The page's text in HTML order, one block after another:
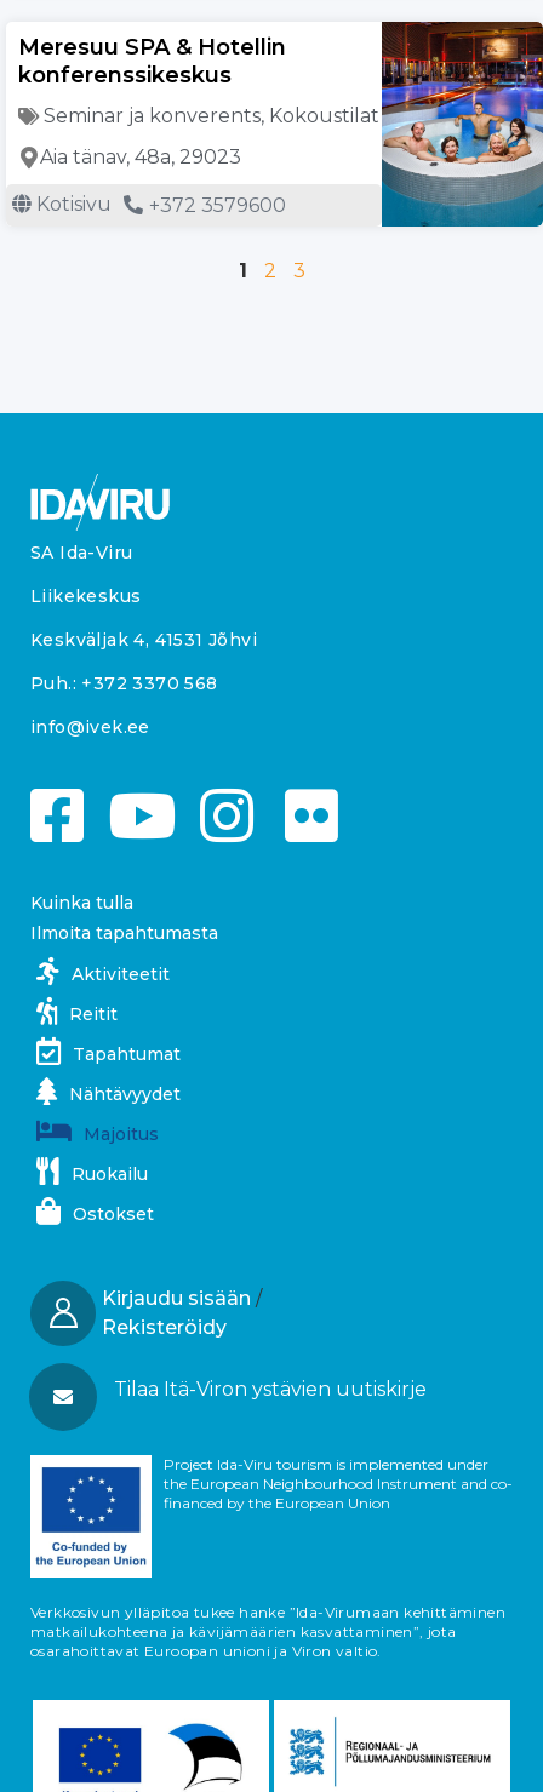
Meresuu SPA & Hotellin
konferenssikeskus
Seminar ja konverents, Kokoustilat
Aia tänav, 48a, 29023
Kotisivu +372 3579600
1 2 3
SA Ida-Viru
Liikekeskus
Keskväljak 4, 41531 Jõhvi
Puh.: +372 3370 568
info@ivek.ee
Kuinka tulla
Ilmoita tapahtumasta
Aktiviteetit
Reitit
Tapahtumat
Nähtävyydet
Majoitus
Ruokailu
Ostokset
Kirjaudu sisään /
Rekisteröidy
Tilaa Itä-Viron ystävien uutiskirje
Project Ida-Viru tourism is implemented under
the European Neighbourhood Instrument and co-
financed by the European Union
Verkkosivun ylläpitoa tukee hanke ”Ida-Virumaan kehittäminen
matkailukohteena ja kävijämäärien kasvattaminen”, jota
osarahoittavat Euroopan unioni ja Viron valtio.